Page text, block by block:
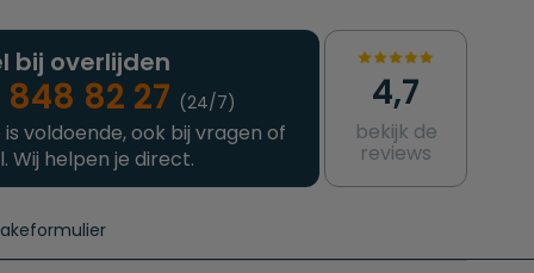
bij overlijden
82 27 (24/7)
voldoende, ook bij vragen of
Wij helpen je direct.
4,7
bekijk de
reviews